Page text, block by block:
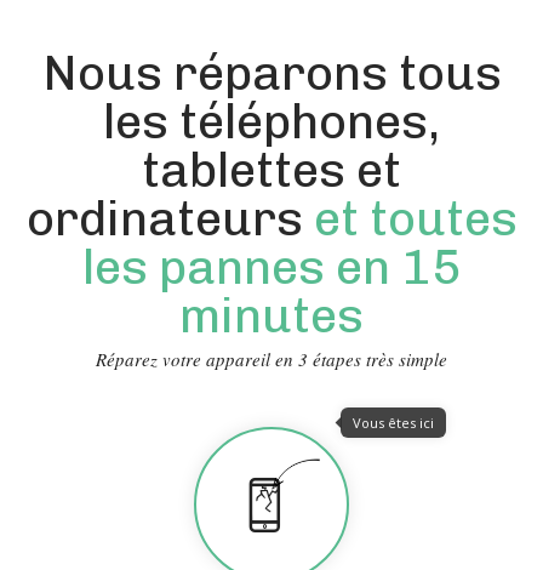
Nous réparons tous
les téléphones,
tablettes et
ordinateurs et toutes
les pannes en 15
minutes
Réparez votre appareil en 3 étapes très simple
Vous êtes ici